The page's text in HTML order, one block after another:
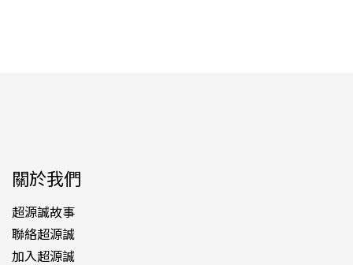
關於我們
超源誠故事
聯絡超源誠
加入超源誠